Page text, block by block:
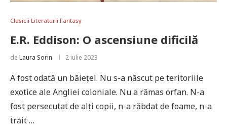
Clasicii Literaturii Fantasy
E.R. Eddison: O ascensiune dificilă
de Laura Sorin 2 iulie 2023
A fost odată un băiețel. Nu s-a născut pe teritoriile
exotice ale Angliei coloniale. Nu a rămas orfan. N-a
fost persecutat de alți copii, n-a răbdat de foame, n-a
trăit …